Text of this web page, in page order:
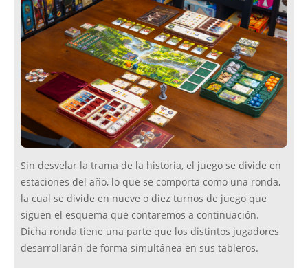
Sin desvelar la trama de la historia, el juego se divide en
estaciones del año, lo que se comporta como una ronda,
la cual se divide en nueve o diez turnos de juego que
siguen el esquema que contaremos a continuación.
Dicha ronda tiene una parte que los distintos jugadores
desarrollarán de forma simultánea en sus tableros.